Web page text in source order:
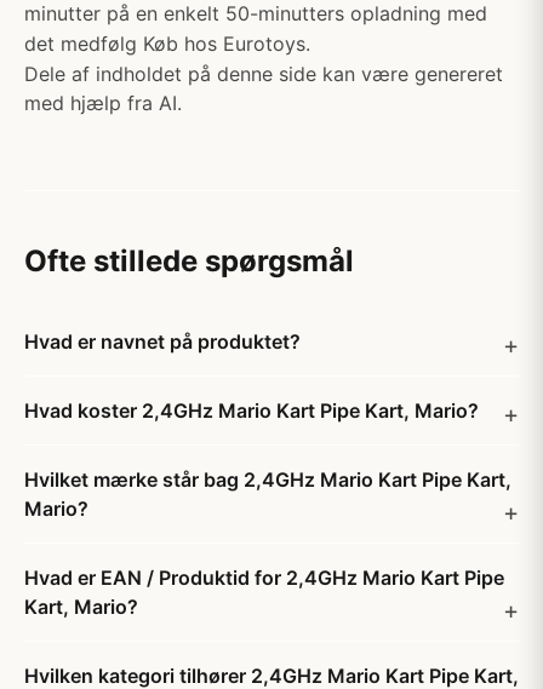
minutter på en enkelt 50-minutters opladning med
det medfølg Køb hos Eurotoys.
Dele af indholdet på denne side kan være genereret
med hjælp fra AI.
Ofte stillede spørgsmål
Hvad er navnet på produktet?
Hvad koster 2,4GHz Mario Kart Pipe Kart, Mario?
Hvilket mærke står bag 2,4GHz Mario Kart Pipe Kart,
Mario?
Hvad er EAN / Produktid for 2,4GHz Mario Kart Pipe
Kart, Mario?
Hvilken kategori tilhører 2,4GHz Mario Kart Pipe Kart,